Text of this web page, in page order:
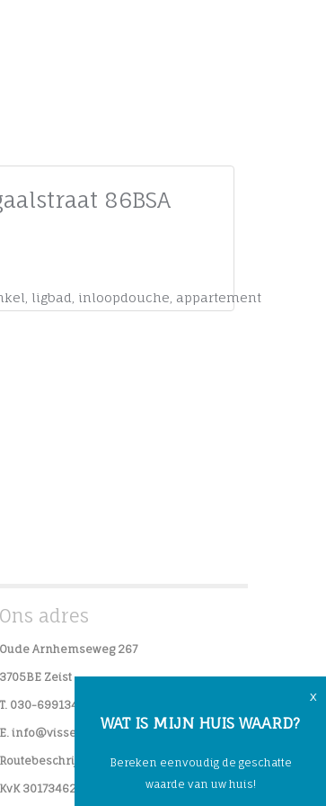
x
WAT IS MIJN HUIS WAARD?
Bereken eenvoudig de geschatte
waarde van uw huis!
86BSA
ligbad inloopdouche appartement
Ons adres
Oude Arnhemseweg 267
3705BE Zeist
T. 030-6991341
E. info@visserenvaningen.nl
Routebeschrijving
KvK 30173462